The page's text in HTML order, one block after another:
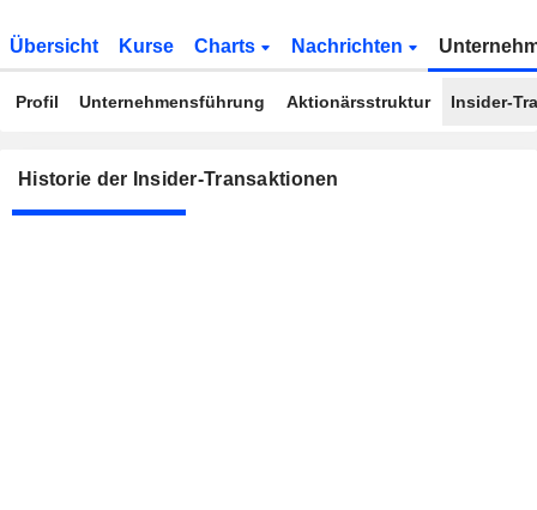
Übersicht Kurse Charts Nachrichten
Profil Unternehmensführung Aktionärsstruktur Insider-
Historie der Insider-Transaktionen